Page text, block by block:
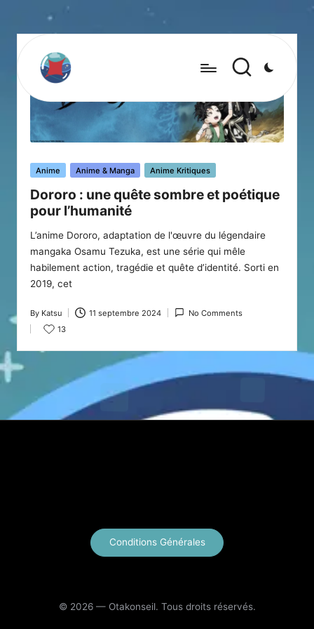
Posted
Anime Anime & Manga Anime Kritiques
Dororo : une quête sombre et poétique
pour l’humanité
L’anime Dororo, adaptation de l'œuvre du légendaire
mangaka Osamu Tezuka, est une série qui mêle
habilement action, tragédie et quête d’identité. Sorti en
2019, cet
Posted
by
By Katsu 11 septembre 2024
No Comments
13
Conditions Générales
© 2026 — Otakonseil. Tous droits réservés.